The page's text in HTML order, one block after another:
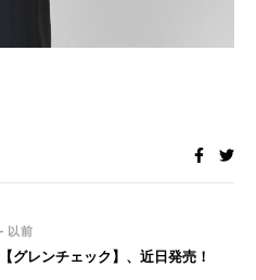
以前
グレンチェック】、近日発売！